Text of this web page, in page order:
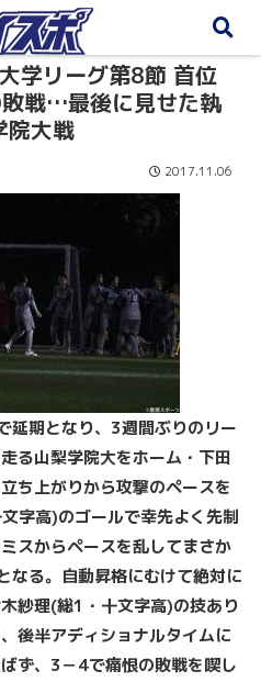
学リーグ第8節 首位
戦…最後に見せた執
大戦
2017.11.06
延期となり、3週間ぶりのリー
る山梨学院大をホーム・下田
ち上がりから攻撃のペースを
文字高)のゴールで幸先よく先制
スからペースを乱してまさか
なる。自動昇格にむけて絶対に
紗理(総1 ・十文字高)の技あり
後半アディショナルタイムに
ず、3－4で痛恨の敗戦を喫し